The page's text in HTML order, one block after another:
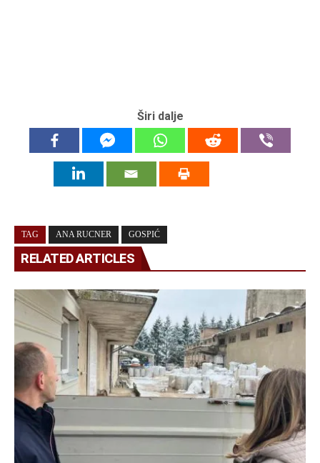
Širi dalje
TAG ANA RUCNER GOSPIĆ
RELATED ARTICLES